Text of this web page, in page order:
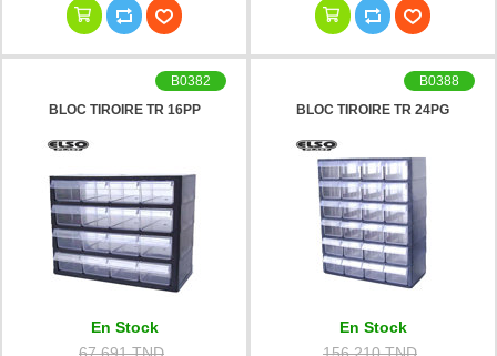
BLOC TIROIRE TR 16PP
B0382
En Stock
BLOC TIROIRE TR 24PG
B0388
En Stock